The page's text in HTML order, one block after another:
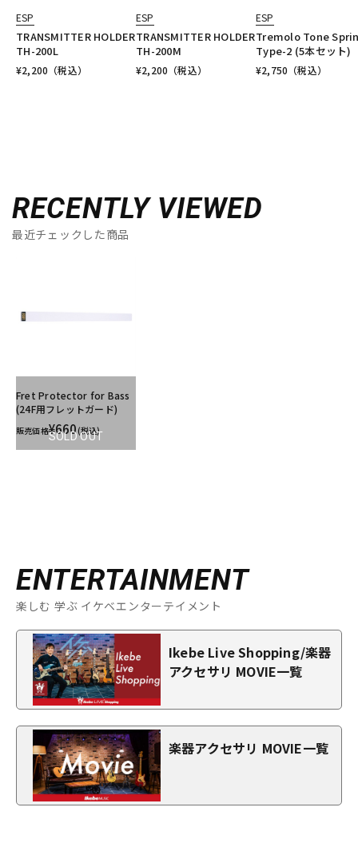
ESP
TRANSMITTER HOLDER
TH-200L
¥2,200 （税込）
ESP
TRANSMITTER HOLDER
TH-200M
¥2,200 （税込）
ESP
Tremolo Tone
Type-2 (5本セット)
¥2,750 （税込）
RECENTLY VIEWED
最近チェックした商品
SOLD OUT
Fret Protector for Bass
(24F用フレットガード)
販売価格¥660(税込)
ENTERTAINMENT
楽しむ 学ぶ イケベエンターテイメント
Ikebe Live Shopping/楽器
アクセサリ MOVIE一覧
楽器アクセサリ MOVIE一覧